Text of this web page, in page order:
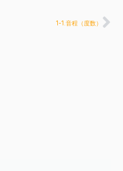
1-1.音程（度数）